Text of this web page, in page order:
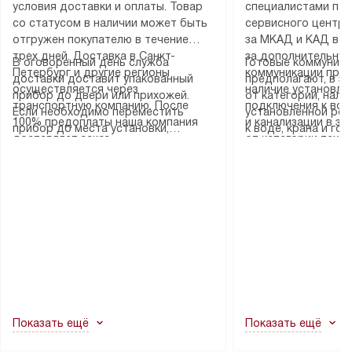
условия доставки и оплаты. Товар
со статусом в наличии может быть
отгружен покупателю в течение
трех дней. Доставка в Санкт-
Петербург и другие регионы
осуществляется через
транспортную компанию. После
100% предоплаты наша компания
доставляет заказ
В оговоренный день служба
доставки доставит упакованный
прибор до двери или прихожей.
Если необходимо переместить
прибор до места установки,
в гарантийном ремонте в будущем.
Показать ещё
специалистами
сервисного
за МКАД и КАД
за
коммуникации
наличие
подключения к
и канализации в
от категории
Готовые
предполагают, в
от категории,
установленной
к воде, крана и
не включаются:
Показать ещё